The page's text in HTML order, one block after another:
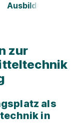
Ausbildung
zur
als
in